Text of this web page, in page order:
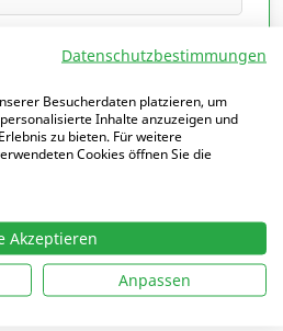
gelesen
lesen
mich einloggen
Datenschutzbestimmungen
Besucherdaten platzieren, um
Inhalte anzuzeigen und
zu bieten. Für weitere
Cookies öffnen Sie die
Akzeptieren
Anpassen